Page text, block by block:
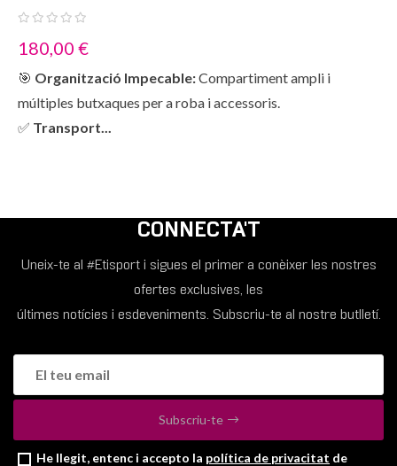
180,00 €
🎯 Organització Impecable:Compartiment ampli i
múltiples butxaques per a roba i accessoris.
✅ Transport...
CONNECTA'T
Uneix-te al #Etisport i sigues el primer a conèixer les nostres
ofertes exclusives, les
últimes notícies i esdeveniments. Subscriu-te al nostre butlletí.
Subscriu-te
He llegit, entenc i accepto la política de privacitat de